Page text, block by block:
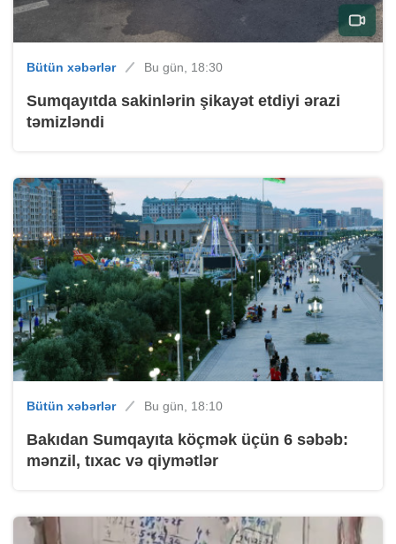
Bütün xəbərlər Bu gün, 18:30
Sumqayıtda sakinlərin şikayət etdiyi ərazi
təmizləndi
Bütün xəbərlər Bu gün, 18:10
Bakıdan Sumqayıta köçmək üçün 6 səbəb:
mənzil, tıxac və qiymətlər